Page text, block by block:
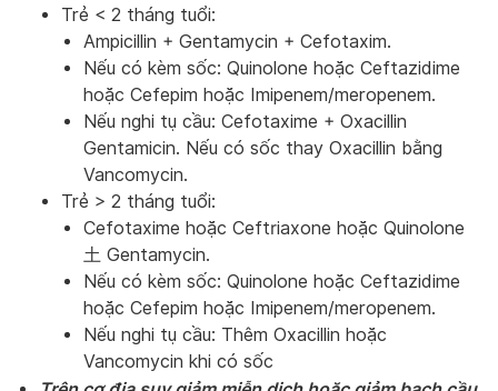
Trẻ < 2 tháng tuổi:
Ampicillin + Gentamycin + Cefotaxim.
Nếu có kèm sốc: Quinolone hoặc Ceftazidime
hoặc Cefepim hoặc Imipenem/meropenem.
Nếu nghi tụ cầu: Cefotaxime + Oxacillin
Gentamicin. Nếu có sốc thay Oxacillin bằng
Vancomycin.
Trẻ > 2 tháng tuổi:
Cefotaxime hoặc Ceftriaxone hoặc Quinolone
土 Gentamycin.
Nếu có kèm sốc: Quinolone hoặc Ceftazidime
hoặc Cefepim hoặc Imipenem/meropenem.
Nếu nghi tụ cầu: Thêm Oxacillin hoặc
Vancomycin khi có sốc